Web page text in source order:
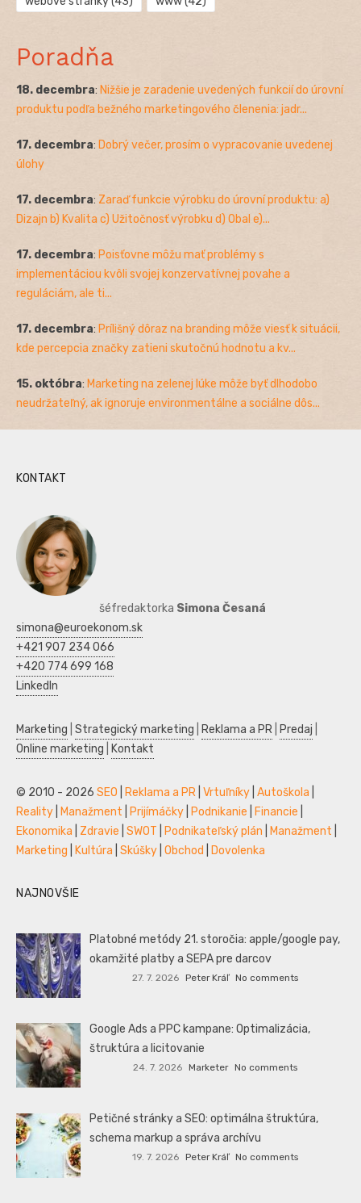
Poradňa
18. decembra: Nižšie je zaradenie uvedených funkcií do úrovní
produktu podľa bežného marketingového členenia: jadr...
17. decembra: Dobrý večer, prosím o vypracovanie uvedenej
úlohy
17. decembra: Zaraď funkcie výrobku do úrovní produktu: a)
Dizajn b) Kvalita c) Užitočnosť výrobku d) Obal e)...
17. decembra: Poisťovne môžu mať problémy s
implementáciou kvôli svojej konzervatívnej povahe a
reguláciám, ale ti...
17. decembra: Prílišný dôraz na branding môže viesť k situácii,
kde percepcia značky zatieni skutočnú hodnotu a kv...
15. októbra: Marketing na zelenej lúke môže byť dlhodobo
neudržateľný, ak ignoruje environmentálne a sociálne dôs...
KONTAKT
šéfredaktorka Simona Česaná
simona@euroekonom.sk
+421 907 234 066
+420 774 699 168
LinkedIn
Marketing Strategický marketing Reklama a PR Predaj
Online marketing
Kontakt
© 2010 - 2026 SEO Reklama a PR Vrtuľníky Autoškola
Reality
Manažment Prijímáčky Podnikanie Financie
Ekonomika
Zdravie SWOT Podnikateľský plán Manažment
Marketing
Kultúra Skúšky Obchod Dovolenka
NAJNOVŠIE
Platobné metódy 21. storočia: apple/google pay,
okamžité platby a SEPA pre darcov
27. 7. 2026 Peter Kráľ No comments
Google Ads a PPC kampane: Optimalizácia,
štruktúra a licitovanie
24. 7. 2026 Marketer No comments
Petičné stránky a SEO: optimálna štruktúra,
schema markup a správa archívu
19. 7. 2026 Peter Kráľ No comments